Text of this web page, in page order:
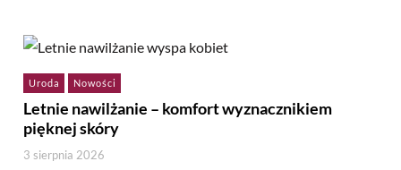
Uroda Nowości
Letnie nawilżanie – komfort wyznacznikiem
pięknej skóry
3 sierpnia 2026